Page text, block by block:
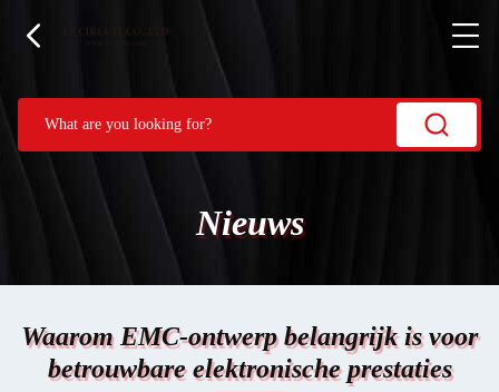
Nieuws
Waarom EMC-ontwerp belangrijk is voor
betrouwbare elektronische prestaties